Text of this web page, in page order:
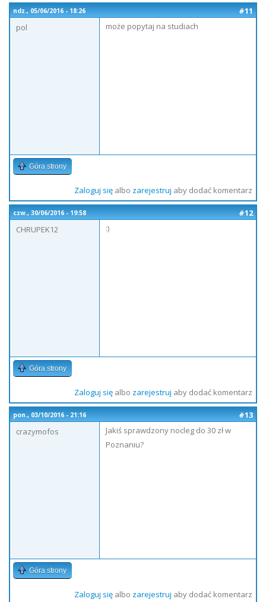
ndz., 05/06/2016 - 18:26
#11
pol
może popytaj na studiach
Góra strony
Zaloguj sięalbo zarejestruj aby dodać komentarz
czw., 30/06/2016 - 19:58
#12
CHRUPEK12
:)
Góra strony
Zaloguj sięalbo zarejestruj aby dodać komentarz
pon., 03/10/2016 - 21:16
#13
crazymofos
Jakiś sprawdzony nocleg do 30 zł w
Poznaniu?
Góra strony
Zaloguj sięalbo zarejestruj aby dodać komentarz